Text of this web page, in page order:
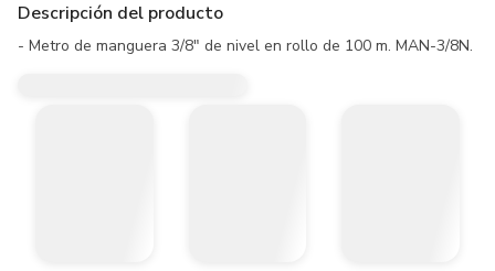
Descripción del producto
- Metro de manguera 3/8" de nivel en rollo de 100 m. MAN-3/8N.